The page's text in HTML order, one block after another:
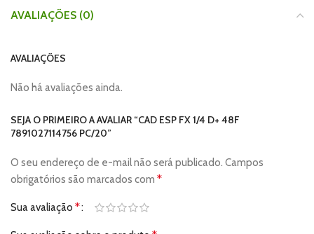
AVALIAÇÕES (0)
AVALIAÇÕES
Não há avaliações ainda.
SEJA O PRIMEIRO A AVALIAR “CAD ESP FX 1/4 D+ 48F
7891027114756 PC/20”
O seu endereço de e-mail não será publicado. Campos
obrigatórios são marcados com *
Sua avaliação *